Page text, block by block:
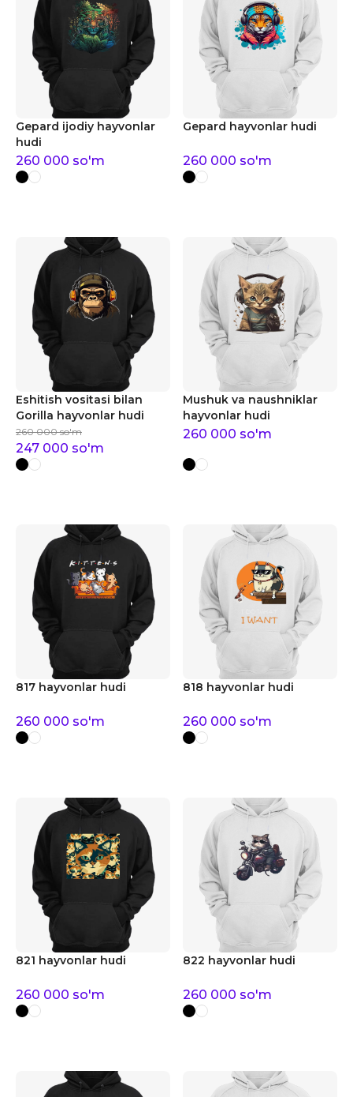
Gepard ijodiy hayvonlar
hudi
260 000 so'm
Gepard hayvonlar hudi
260 000 so'm
Eshitish vositasi bilan
Gorilla hayvonlar hudi
260 000 so'm
247 000 so'm
Mushuk va naushniklar
hayvonlar hudi
260 000 so'm
817 hayvonlar hudi
260 000 so'm
818 hayvonlar hudi
260 000 so'm
821 hayvonlar hudi
260 000 so'm
822 hayvonlar hudi
260 000 so'm